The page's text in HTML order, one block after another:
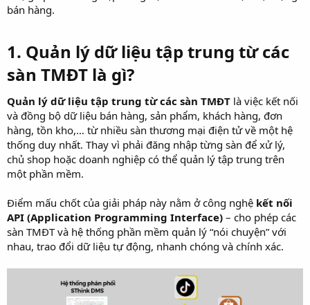
bán hàng.
1. Quản lý dữ liệu tập trung từ các
sàn TMĐT là gì?​
Quản lý dữ liệu tập trung từ các sàn TMĐT là việc kết nối
và đồng bộ dữ liệu bán hàng, sản phẩm, khách hàng, đơn
hàng, tồn kho,… từ nhiều sàn thương mại điện tử về một hệ
thống duy nhất. Thay vì phải đăng nhập từng sàn để xử lý,
chủ shop hoặc doanh nghiệp có thể quản lý tập trung trên
một phần mềm.
Điểm mấu chốt của giải pháp này nằm ở công nghệ kết nối
API (Application Programming Interface) – cho phép các
sàn TMĐT và hệ thống phần mềm quản lý “nói chuyện” với
nhau, trao đổi dữ liệu tự động, nhanh chóng và chính xác.